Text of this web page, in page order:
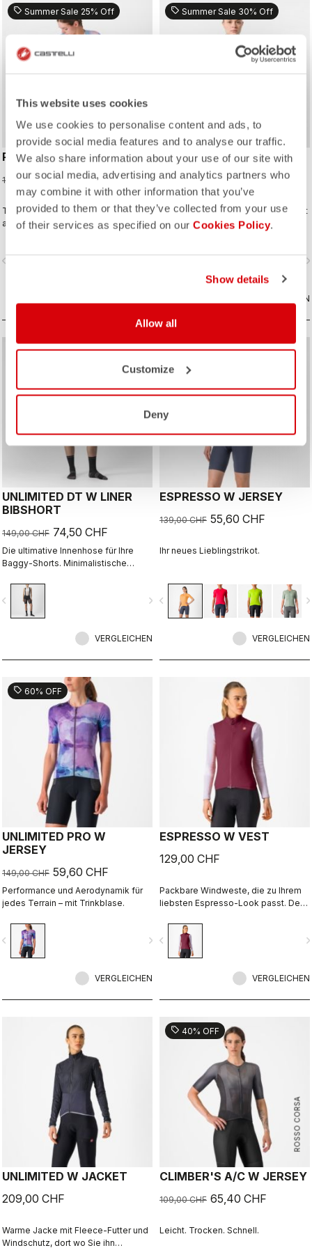
This website uses cookies
We use cookies to personalise content and ads, to
provide social media features and to analyse our traffic.
We also share information about your use of our site with
our social media, advertising and analytics partners who
may combine it with other information that you’ve
provided to them or that they’ve collected from your use
of their services as specified on our Cookies Policy.
Show details
Allow all
Customize
Deny
sell Summer Sale 25% Off
PRIMA 2 SHORT
119,00 CHF 89,25 CHF
Tragekomfort, damit Sie sich ganz
auf den Fahrspaß konzentrieren
sell Summer Sale 30% Off
FLY DIRECT W VEST
189,00 CHF 132,30 CHF
Packbare leichte Thermo-Weste mit
Polartec® Alpha® Direct-Isolierung.
VERGLEICHEN
sell50% OFF
UNLIMITED DT W LINER
BIBSHORT
149,00 CHF 74,50 CHF
Die ultimative Innenhose für Ihre
Baggy-Shorts. Minimalistische
überragend komfortablen, nahtlos
gefertigten Progetto X2 Air
Seamless Donna-Sitzpolster,
Drop-Tail-Trägerkonstruktion, die
erleichtert.
navigate_next
VERGLEICHEN
sell60% OFF
ESPRESSO W JERSEY
139,00 CHF 55,60 CHF
Ihr neues Lieblingstrikot.
navigate_before
VERGLEICHEN
sell 60% OFF
UNLIMITED PRO W
JERSEY
149,00 CHF 59,60 CHF
Performance und Aerodynamik für
jedes Terrain – mit Trinkblase.
navigate_next
VERGLEICHEN
ESPRESSO W VEST
129,00 CHF
Packbare Windweste, die zu Ihrem
liebsten Espresso-Look passt. Der
ist dennoch atmungsaktiv. Auf der
Rückseite haben wir drei Taschen
hinzugefügt, damit Sie alles, was Sie
erreichen können.
navigate_before
VERGLEICHEN
UNLIMITED W JACKET
209,00 CHF
Warme Jacke mit Fleece-Futter und
Windschutz, dort wo Sie ihn
ROSSO CORSA
sell 40% OFF
CLIMBER'S A/C W JERSEY
109,00 CHF 65,40 CHF
Leicht. Trocken. Schnell.